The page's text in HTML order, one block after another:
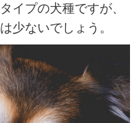
イプの犬種ですが、
少ないでしょう。